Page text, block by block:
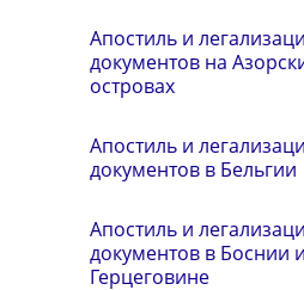
Апостиль и
документов на
островах
Апостиль и
документов в Бельгии
Апостиль и
документов в Боснии и
Герцеговине